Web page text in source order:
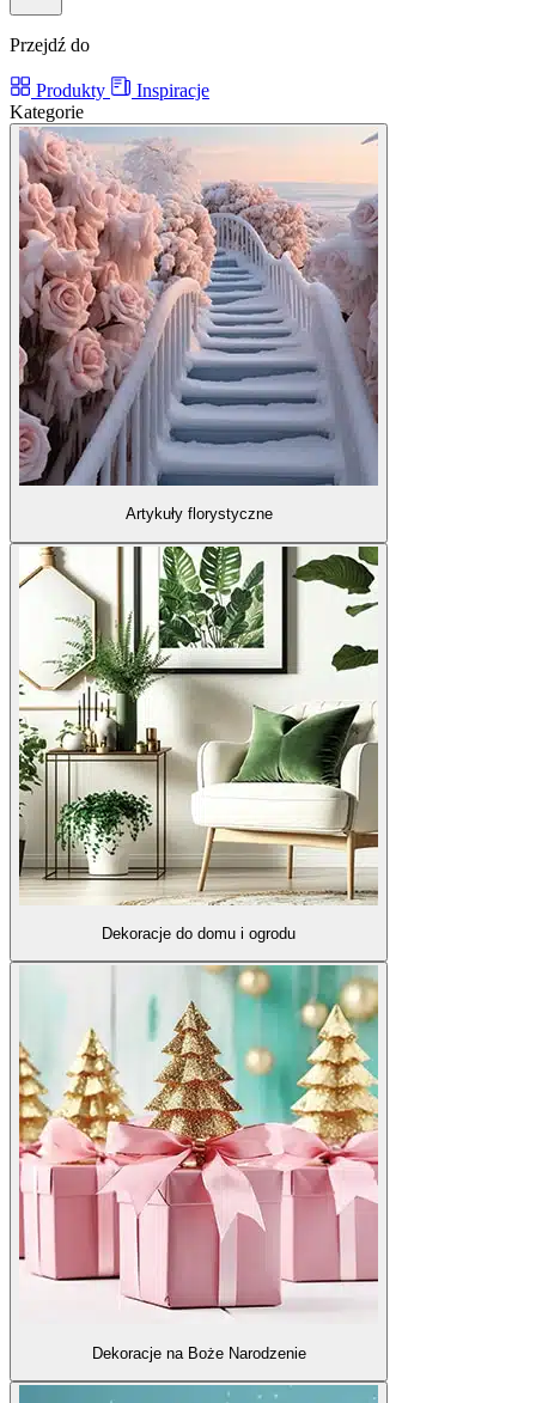
Przejdź do
Produkty
Inspiracje
Kategorie
Artykuły florystyczne
Dekoracje do domu i ogrodu
Dekoracje na Boże Narodzenie